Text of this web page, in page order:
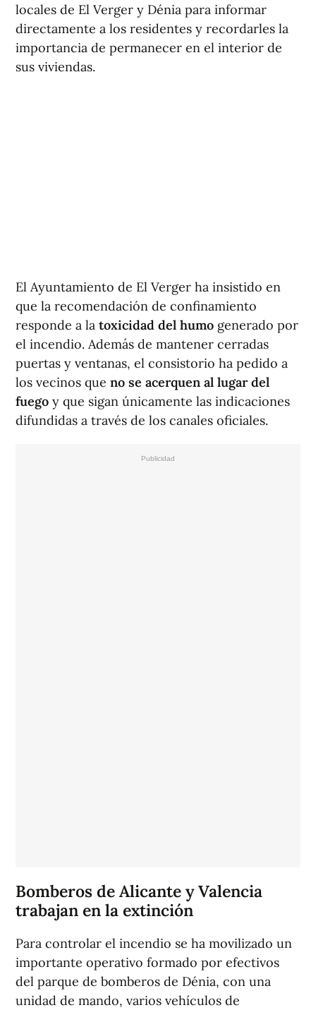
locales de El Verger y Dénia para informar
directamente a los residentes y recordarles la
importancia de permanecer en el interior de
sus viviendas.
El Ayuntamiento de El Verger ha insistido en
que la recomendación de confinamiento
responde a la toxicidad del humo generado por
el incendio. Además de mantener cerradas
puertas y ventanas, el consistorio ha pedido a
los vecinos que no se acerquen al lugar del
fuego y que sigan únicamente las indicaciones
difundidas a través de los canales oficiales.
Bomberos de Alicante y Valencia
trabajan en la extinción
Para controlar el incendio se ha movilizado un
importante operativo formado por efectivos
del parque de bomberos de Dénia, con una
unidad de mando, varios vehículos de